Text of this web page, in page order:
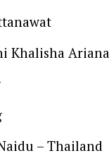
Khalisha Ariana
– Thailand